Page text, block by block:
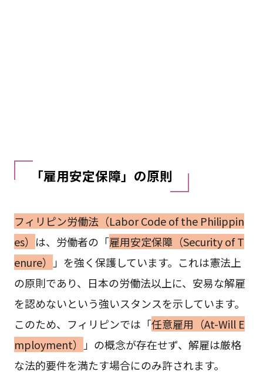
「雇用安定保障」の原則
フィリピン労働法（Labor Code of the Philippin
es） は、労働者の「雇用安定保障（Security of T
enure） 」を強く保護しています。これは憲法上
の原則であり、日本の労働法以上に、安易な解雇
を認めないという強いスタンスを示しています。
このため、フィリピンでは「任意雇用（At-Will E
mployment） 」の概念が存在せず、解雇は厳格
な法的要件を満たす場合にのみ許されます。